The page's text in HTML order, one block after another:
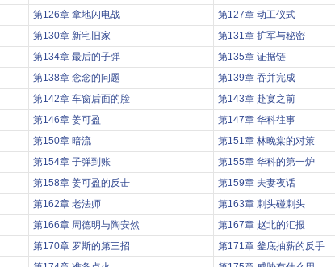
第126章 拿地闪电战 第127章 动工仪式
第130章 新宅旧家 第131章 扩军与秘密
第134章 最后的子弹 第135章 证据链
第138章 念念的问题 第139章 吞并完成
第142章 车窗后面的脸 第143章 赴宴之前
第146章 姜可盈 第147章 华科往事
第150章 暗流 第151章 林晚棠的对策
第154章 子弹到账 第155章 华科的第一炉
第158章 姜可盈的反击 第159章 夫妻夜话
第162章 老法师 第163章 刺头碰刺头
第166章 周德明与陶安然 第167章 赵北的汇报
第170章 罗斯的第三招 第171章 釜底抽薪的反手